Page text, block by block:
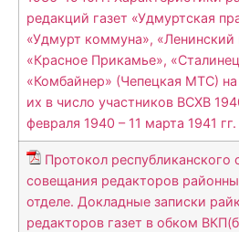
редакций газет «Удмуртская
«Удмурт коммуна», «Ленинский
«Красное Прикамье»,
«Комбайнер» (Чепецкая МТС)
их в число участников ВСХВ
февраля 1940 – 11 марта 1941 гг.
Протокол республиканского
совещания редакторов
отделе. Докладные записки
редакторов газет в обком